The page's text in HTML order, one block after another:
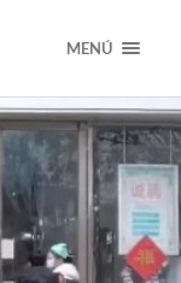
MENÚ